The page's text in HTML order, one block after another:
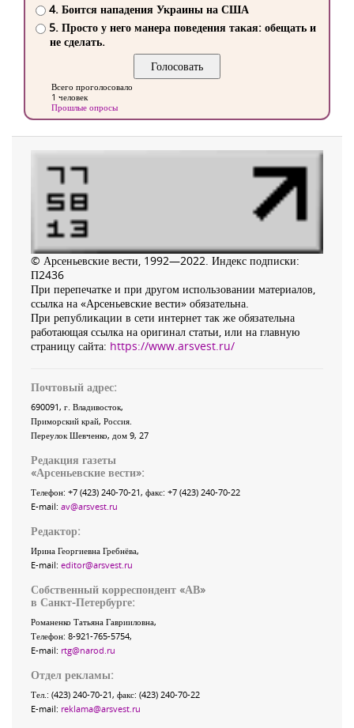
4. Боится нападения Украины на США
5. Просто у него манера поведения такая: обещать и
не сделать.
Всего проголосовало
1 человек
Прошлые опросы
© Арсеньевские вести, 1992—2022. Индекс подписки:
П2436
При перепечатке и при другом использовании материалов,
ссылка на «Арсеньевские вести» обязательна.
При републикации в сети интернет так же обязательна
работающая ссылка на оригинал статьи, или на главную
страницу сайта: https://www.arsvest.ru/
Почтовый адрес:
690091, г. Владивосток,
Приморский край, Россия
Переулок Шевченко, дом 9, 27
Редакция газеты
«Арсеньевские вести»:
Телефон: +7 (423) 240-70-21, факс: +7 (423) 240-70-22
E-mail: av@arsvest.ru
Редактор:
Ирина Георгиевна Гребнёва,
E-mail: editor@arsvest.ru
Собственный корреспондент «АВ»
в Санкт-Петербурге:
Романенко Татьяна Гаврииловна,
Телефон: 8-921-765-5754,
E-mail: rtg@narod.ru
Отдел рекламы:
Тел.: (423) 240-70-21, факс: (423) 240-70-22
E-mail: reklama@arsvest.ru